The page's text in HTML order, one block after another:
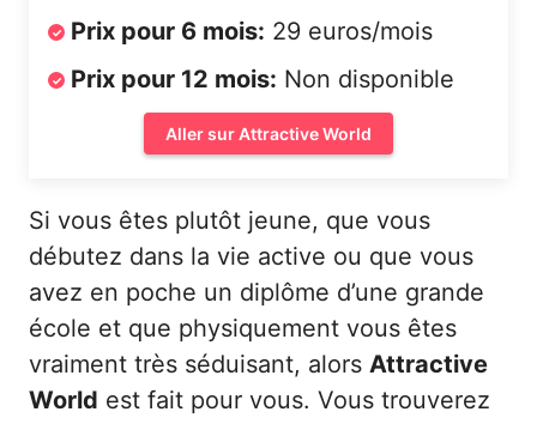
Prix pour 6 mois: 29 euros/mois
Prix pour 12 mois: Non disponible
Aller sur Attractive World
Si vous êtes plutôt jeune, que vous
débutez dans la vie active ou que vous
avez en poche un diplôme d’une grande
école et que physiquement vous êtes
vraiment très séduisant, alors Attractive
World est fait pour vous. Vous trouverez